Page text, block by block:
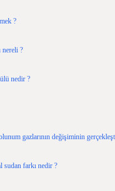
?
nereli ?
nedir ?
gazlarının değişiminin
sudan farkı nedir ?